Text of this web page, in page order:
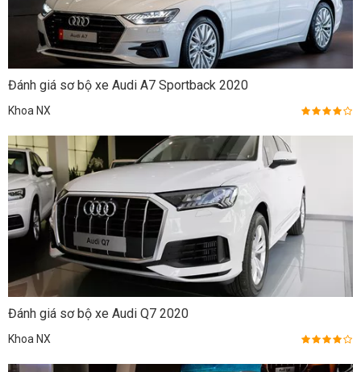
Đánh giá sơ bộ xe Audi A7 Sportback 2020
Khoa NX
Đánh giá sơ bộ xe Audi Q7 2020
Khoa NX